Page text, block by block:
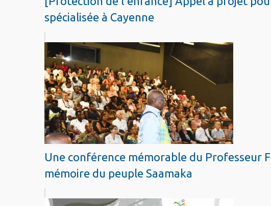
spécialisée à Cayenne
Une conférence mémorable du Professeur
mémoire du peuple Saamaka